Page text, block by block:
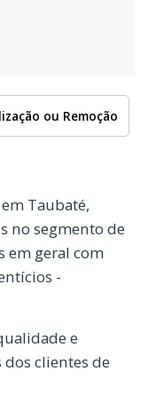
ou Remoção
Taubaté,
no segmento de
em geral com
-
e
dos clientes de